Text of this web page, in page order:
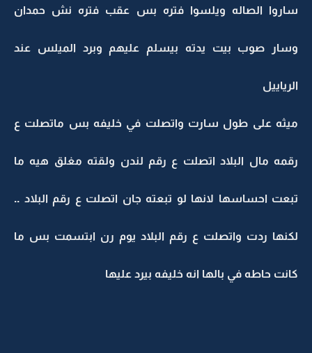
ساروا الصاله ويلسوا فتره بس عقب فتره نش حمدان
وسار صوب بيت يدته بيسلم عليهم وبرد الميلس عند
الرياييل
ميثه على طول سارت واتصلت في خليفه بس ماتصلت ع
رقمه مال البلاد اتصلت ع رقم لندن ولقته مغلق هيه ما
تبعت احساسها لانها لو تبعته جان اتصلت ع رقم البلاد ..
لكنها ردت واتصلت ع رقم البلاد يوم رن ابتسمت بس ما
كانت حاطه في بالها انه خليفه بيرد عليها